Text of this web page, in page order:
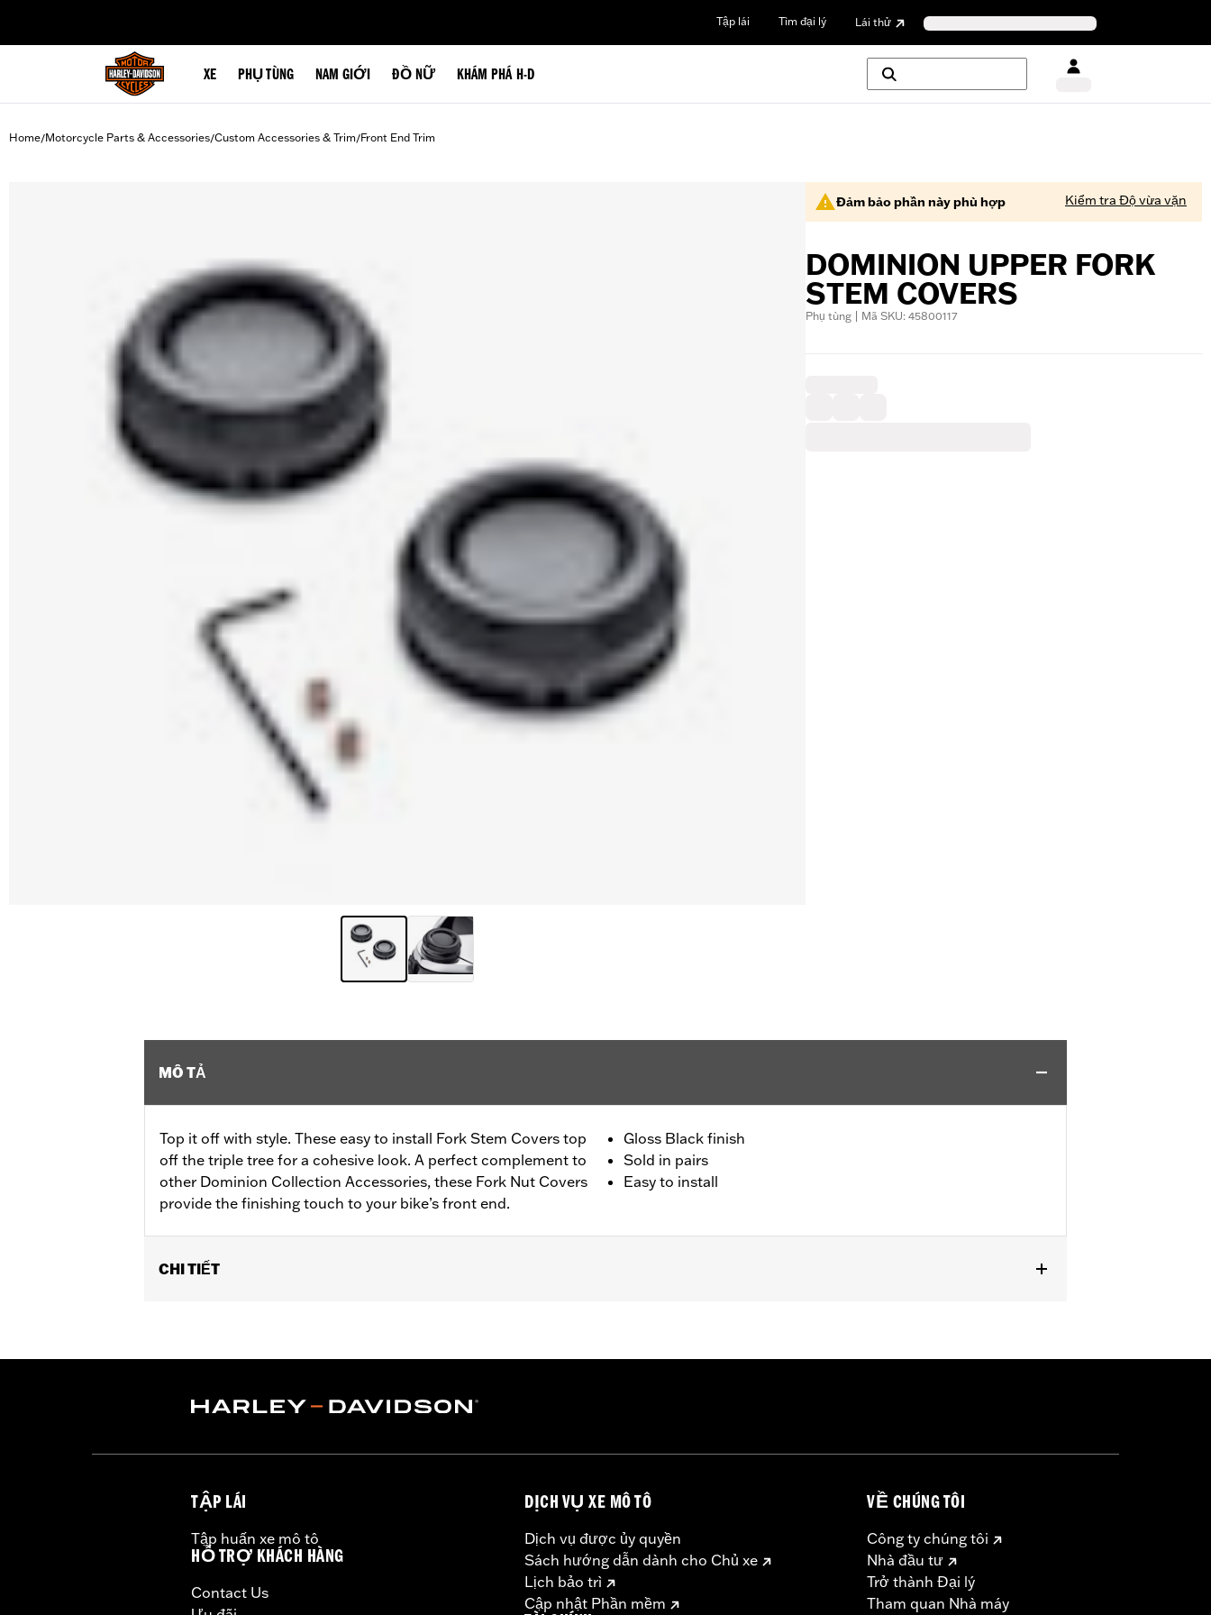
Tập lái Tìm đại lý Lái thử
XE PHỤ TÙNG NAM GIỚI ĐỒ NỮ KHÁM PHÁ H-D
Home/Motorcycle Parts & Accessories/Custom Accessories & Trim/Front End Trim
Đảm bảo phần này phù hợp Kiểm tra Độ vừa vặn
DOMINION UPPER FORK
STEM COVERS
Phụ tùng | Mã SKU: 45800117
MÔ TẢ
Top it off with style. These easy to install Fork Stem Covers top
off the triple tree for a cohesive look. A perfect complement to
other Dominion Collection Accessories, these Fork Nut Covers
provide the finishing touch to your bike’s front end.
Gloss Black finish
Sold in pairs
Easy to install
CHI TIẾT
FLSTFB, FLSTFBS and FLSTN and ’86-’17 FLSTC models.
Collection: Dominion
TẬP LÁI
Tập huấn xe mô tô
HỖ TRỢ KHÁCH HÀNG
Contact Us
DỊCH VỤ XE MÔ TÔ
Dịch vụ được ủy quyền
Sách hướng dẫn dành cho Chủ xe
Lịch bảo trì
Cập nhật Phần mềm
VỀ CHÚNG TÔI
Công ty chúng tôi
Nhà đầu tư
Trở thành Đại lý
Tham quan Nhà máy